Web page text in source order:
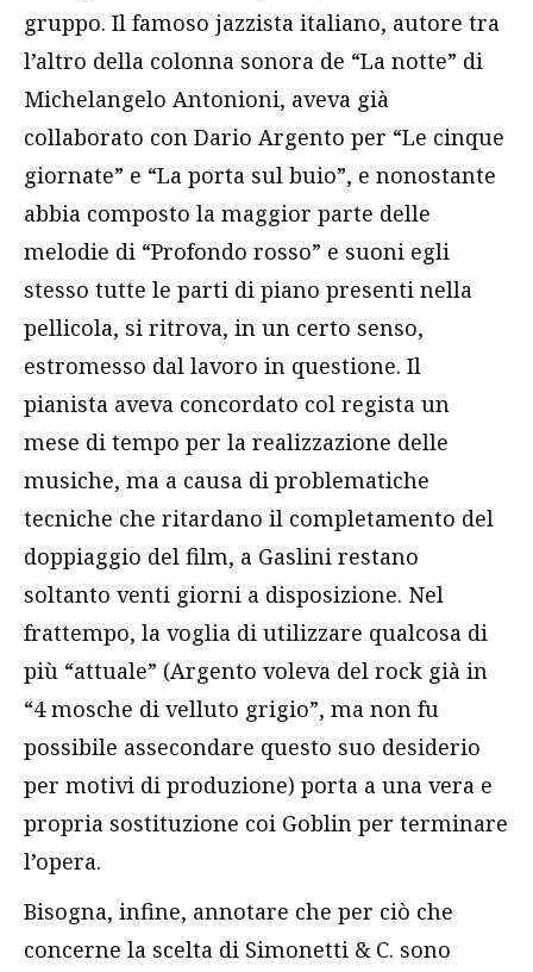
gruppo. Il famoso jazzista italiano, autore tra
l’altro della colonna sonora de “La notte” di
Michelangelo Antonioni, aveva già
collaborato con Dario Argento per “Le cinque
giornate” e “La porta sul buio”, e nonostante
abbia composto la maggior parte delle
melodie di “Profondo rosso” e suoni egli
stesso tutte le parti di piano presenti nella
pellicola, si ritrova, in un certo senso,
estromesso dal lavoro in questione. Il
pianista aveva concordato col regista un
mese di tempo per la realizzazione delle
musiche, ma a causa di problematiche
tecniche che ritardano il completamento del
doppiaggio del film, a Gaslini restano
soltanto venti giorni a disposizione. Nel
frattempo, la voglia di utilizzare qualcosa di
più “attuale” (Argento voleva del rock già in
“4 mosche di velluto grigio”, ma non fu
possibile assecondare questo suo desiderio
per motivi di produzione) porta a una vera e
propria sostituzione coi Goblin per terminare
l’opera.
Bisogna, infine, annotare che per ciò che
concerne la scelta di Simonetti & C. sono